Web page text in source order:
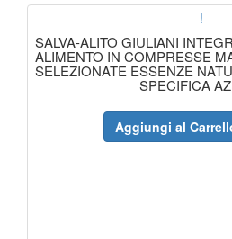
!
SALVA-ALITO GIULIANI
ALIMENTO IN COMPRESSE
SELEZIONATE ESSENZE
SPECIFICA
Aggiungi al